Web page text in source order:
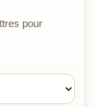
pour